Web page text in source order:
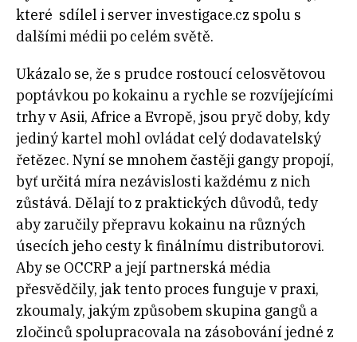
které sdílel i server investigace.cz spolu s
dalšími médii po celém světě.
Ukázalo se, že s prudce rostoucí celosvětovou
poptávkou po kokainu a rychle se rozvíjejícími
trhy v Asii, Africe a Evropě, jsou pryč doby, kdy
jediný kartel mohl ovládat celý dodavatelský
řetězec. Nyní se mnohem častěji gangy propojí,
byť určitá míra nezávislosti každému z nich
zůstává. Dělají to z praktických důvodů, tedy
aby zaručily přepravu kokainu na různých
úsecích jeho cesty k finálnímu distributorovi.
Aby se OCCRP a její partnerská média
přesvědčily, jak tento proces funguje v praxi,
zkoumaly, jakým způsobem skupina gangů a
zločinců spolupracovala na zásobování jedné z